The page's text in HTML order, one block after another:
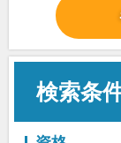
検索条